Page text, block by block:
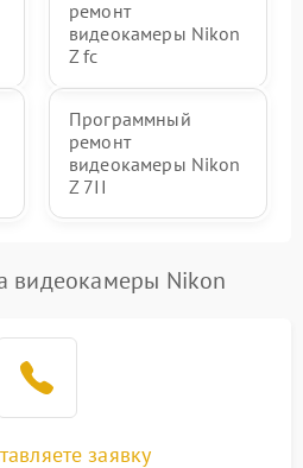
ремонт
видеокамеры Nikon
Z fc
Программный
ремонт
видеокамеры Nikon
Z 7II
видеокамеры Nikon
заявку